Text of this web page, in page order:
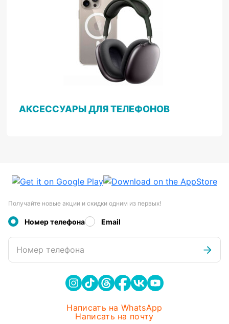
АКСЕССУАРЫ ДЛЯ ТЕЛЕФОНОВ
Получайте новые акции и скидки одним из первых!
Номер телефона Email
Номер телефона
Написать на WhatsApp
Написать на почту